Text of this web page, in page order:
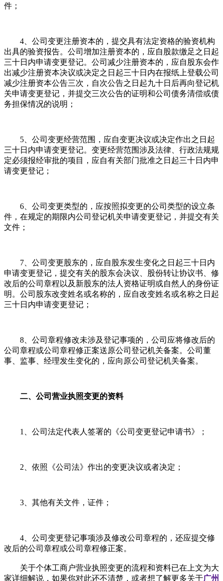
件；
4、公司变更注册资本的，提交具有法定资格的验资机构
出具的验资报告。公司增加注册资本的，应自股款缴足之日起
三十日内申请变更登记。公司减少注册资本的，应自股东会作
出减少注册资本决议或决定之日起三十日内在报纸上登载公司
减少注册资本公告三次，自次公告之日起九十日后再向登记机
关申请变更登记，并提交三次公告的证明和公司债务清偿或债
务担保情况的说明；
5、公司变更经营范围，应自变更决议或决定作出之日起
三十日内申请变更登记。变更经营范围涉及法律、行政法规规
定必须报经审批的项目，应自有关部门批准之日起三十日内申
请变更登记；
6、公司变更类型的，应按照拟变更的公司类型的设立条
件，在规定的期限内公司登记机关申请变更登记，并提交有关
文件；
7、公司变更股东的，应自股东发生变化之日起三十日内
申请变更登记，提交有关的股东会决议、股份转让协议书、修
改后的公司章程以及新股东的法人资格证明或自然人的身份证
明。公司股东改变姓名或名称的，应自改变姓名或名称之日起
三十日内申请变更登记；
8、公司章程修改未涉及登记事项的，公司应将修改后的
公司章程或公司章程修正案送原公司登记机关备案。公司董
事、监事、经理发生变化的，应向原公司登记机关备案。
二、公司营业执照变更的资料
1、公司法定代表人签署的《公司变更登记申请书》；
2、依照《公司法》作出的变更决议或者决定；
3、其他有关文件，证件；
4、公司变更登记事项涉及修改公司章程的，还应提交修
改后的公司章程或公司章程修正案。
关于个体工商户营业执照变更的流程和资料已在上文为大
家详细解说，如果你对此还不清楚，或者想了解更多关于广州